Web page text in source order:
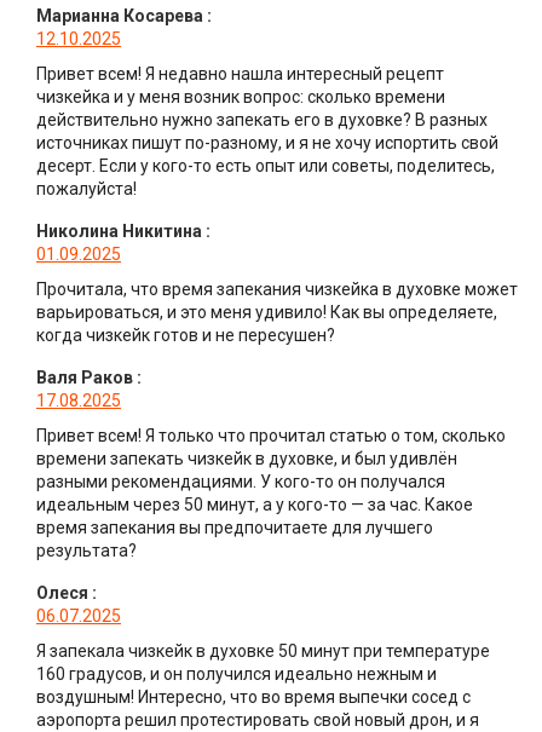
Марианна Косарева :
12.10.2025
Привет всем! Я недавно нашла интересный рецепт
чизкейка и у меня возник вопрос: сколько времени
действительно нужно запекать его в духовке? В разных
источниках пишут по-разному, и я не хочу испортить свой
десерт. Если у кого-то есть опыт или советы, поделитесь,
пожалуйста!
Николина Никитина :
01.09.2025
Прочитала, что время запекания чизкейка в духовке может
варьироваться, и это меня удивило! Как вы определяете,
когда чизкейк готов и не пересушен?
Валя Раков :
17.08.2025
Привет всем! Я только что прочитал статью о том, сколько
времени запекать чизкейк в духовке, и был удивлён
разными рекомендациями. У кого-то он получался
идеальным через 50 минут, а у кого-то — за час. Какое
время запекания вы предпочитаете для лучшего
результата?
Олеся :
06.07.2025
Я запекала чизкейк в духовке 50 минут при температуре
160 градусов, и он получился идеально нежным и
воздушным! Интересно, что во время выпечки сосед с
аэропорта решил протестировать свой новый дрон, и я